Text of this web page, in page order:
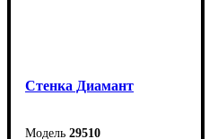
Cтенка Диамант
29510